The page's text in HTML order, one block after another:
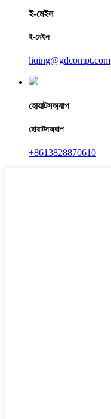
ই-মেইল
ই-মেইল
liqing@gdcompt.com
হোয়াটসঅ্যাপ
হোয়াটসঅ্যাপ
+8613828870610